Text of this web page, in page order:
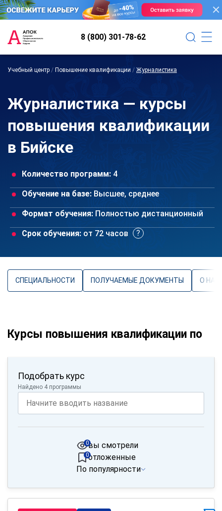
8 (800) 301-78-62
Учебный центр / Повышение квалификации / Журналистика
Журналистика — курсы
повышения квалификации
в Бийске
Количество программ: 4
Обучение на базе: Высшее, среднее
Формат обучения: Полностью дистанционный
Срок обучения: от 72 часов
СПЕЦИАЛЬНОСТИ ПОЛУЧАЕМЫЕ ДОКУМЕНТЫ О
Курсы повышения квалификации по
Подобрать курс
Найдено 4 программы
вы смотрели
0
отложенные
0
По популярности